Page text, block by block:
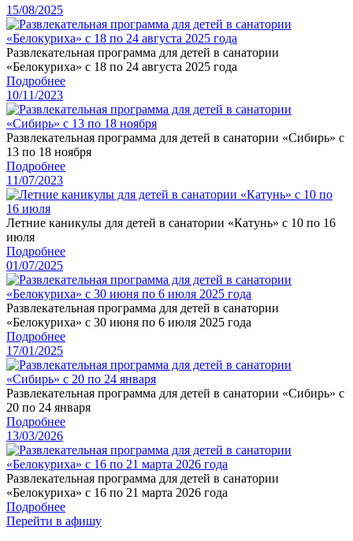
15/08/2025
Развлекательная программа для детей в санатории
«Белокуриха» с 18 по 24 августа 2025 года
Подробнее
10/11/2023
Развлекательная программа для детей в санатории «Сибирь» с
13 по 18 ноября
Подробнее
11/07/2023
Летние каникулы для детей в санатории «Катунь» с 10 по 16
июля
Подробнее
01/07/2025
Развлекательная программа для детей в санатории
«Белокуриха» с 30 июня по 6 июля 2025 года
Подробнее
17/01/2025
Развлекательная программа для детей в санатории «Сибирь» с
20 по 24 января
Подробнее
13/03/2026
Развлекательная программа для детей в санатории
«Белокуриха» с 16 по 21 марта 2026 года
Подробнее
Перейти в афишу